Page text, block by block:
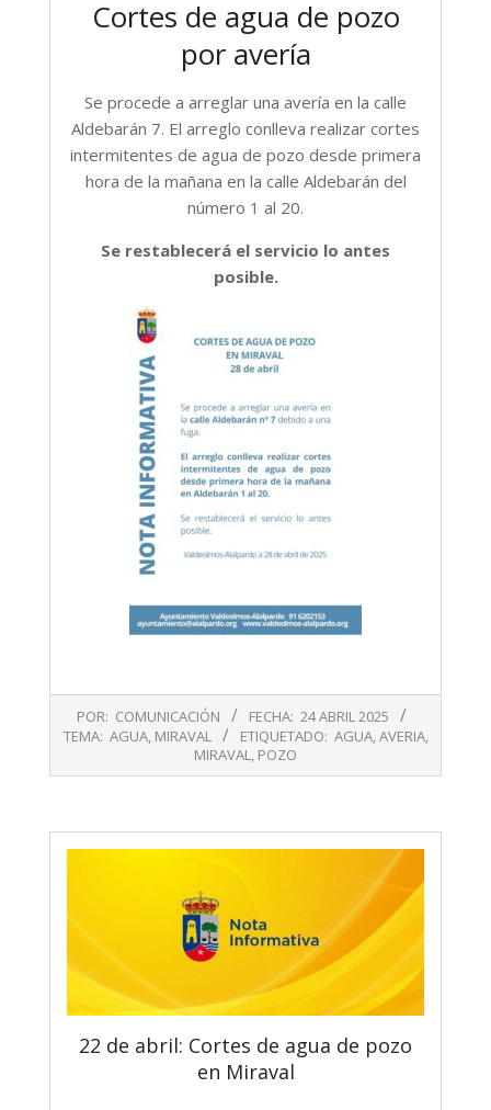
Cortes de agua de pozo
por avería
Se procede a arreglar una avería en la calle
Aldebarán 7. El arreglo conlleva realizar cortes
intermitentes de agua de pozo desde primera
hora de la mañana en la calle Aldebarán del
número 1 al 20.
Se restablecerá el servicio lo antes
posible.
04-
POR: COMUNICACIÓN FECHA: 24 ABRIL 2025
TEMA: AGUA, MIRAVAL ETIQUETADO: AGUA,AVERIA,
MIRAVAL, POZO
22 de abril: Cortes de agua de pozo
en Miraval